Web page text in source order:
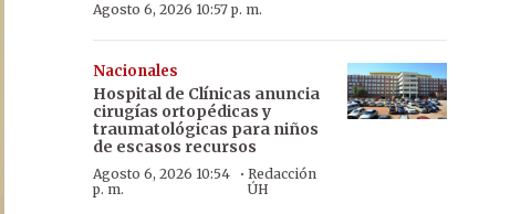
Agosto 6, 2026 10:57 p. m.
Nacionales
Hospital de Clínicas anuncia
cirugías ortopédicas y
traumatológicas para niños
de escasos recursos
Agosto 6, 2026 10:54
p. m.
· Redacción
ÚH